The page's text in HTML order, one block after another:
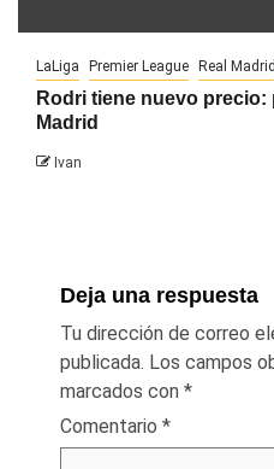
LaLiga Premier League Real Madrid
Rodri tiene nuevo precio:
Madrid
Ivan
Deja una respuesta
Tu dirección de correo
publicada. Los campos
marcados con *
Comentario *